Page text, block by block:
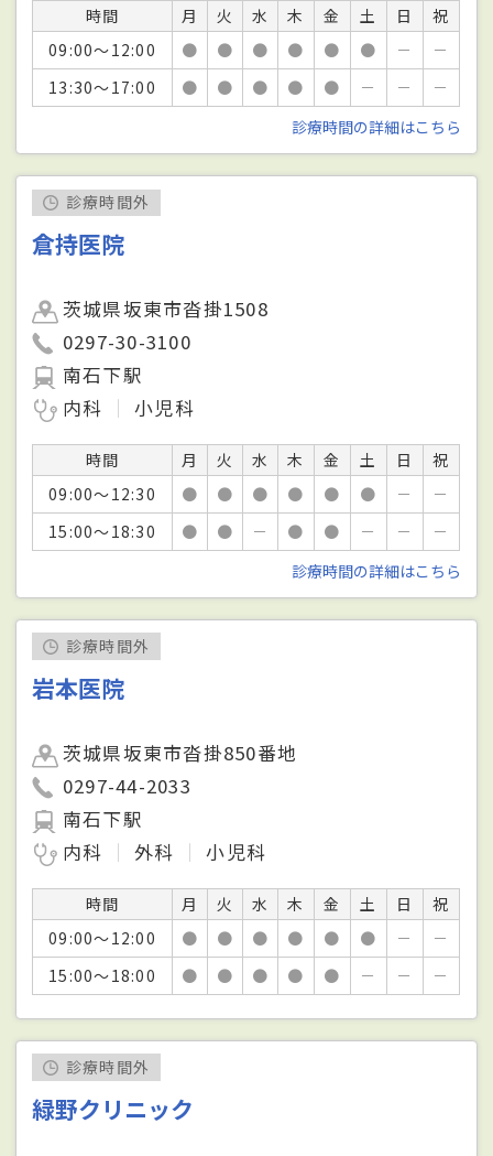
時間 月 火 水 木 金 土 日
祝
09:00～12:00
● ● ● ● ● ● －
－
13:30～17:00
● ● ● ● ● － －
－
診療時間の詳細はこちら
診療時間外
倉持医院
茨城県坂東市沓掛1508
0297-30-3100
南石下駅
内科
小児科
時間 月 火 水 木 金 土 日
祝
09:00～12:30
● ● ● ● ● ● －
－
15:00～18:30
● ● － ● ● － －
－
診療時間の詳細はこちら
診療時間外
岩本医院
茨城県坂東市沓掛850番地
0297-44-2033
南石下駅
内科
外科 小児科
時間 月 火 水 木 金 土 日
祝
09:00～12:00
● ● ● ● ● ● －
－
15:00～18:00
● ● ● ● ● － － －
診療時間外
緑野クリニック